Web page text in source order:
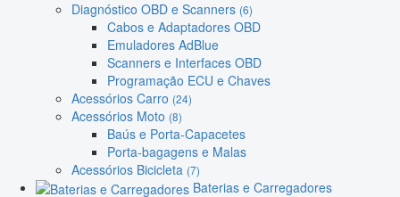
Diagnóstico OBD e Scanners (6)
Cabos e Adaptadores OBD
Emuladores AdBlue
Scanners e Interfaces OBD
Programação ECU e Chaves
Acessórios Carro (24)
Acessórios Moto (8)
Baús e Porta-Capacetes
Porta-bagagens e Malas
Acessórios Bicicleta (7)
Baterias e Carregadores